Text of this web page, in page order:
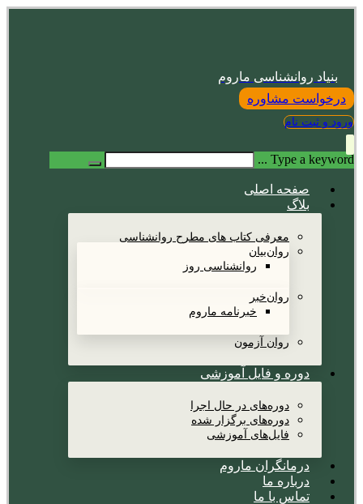
بنیاد روانشناسی ماروم
درخواست مشاوره
ورود و ثبت نام
Type a keyword ...
صفحه اصلی
بلاگ
معرفی کتاب های مطرح روانشناسی
روان‌بیان
روانشناسی روز
روان‌خبر
خبرنامه ماروم
روان آزمون
دوره و فایل آموزشی
دوره‌های در حال اجرا
دوره‌های برگزار شده
فایل‌های آموزشی
درمانگران ماروم
درباره ما
تماس با ما